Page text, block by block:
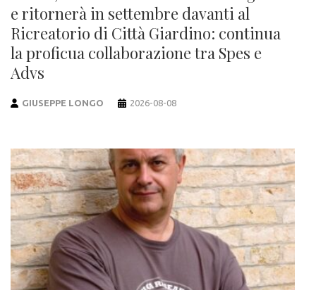
e ritornerà in settembre davanti al
Ricreatorio di Città Giardino: continua
la proficua collaborazione tra Spes e
Advs
GIUSEPPE LONGO 2026-08-08